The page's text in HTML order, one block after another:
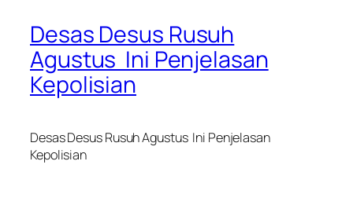
Desas Desus Rusuh
Agustus Ini Penjelasan
Kepolisian
Desas Desus Rusuh Agustus Ini Penjelasan
Kepolisian